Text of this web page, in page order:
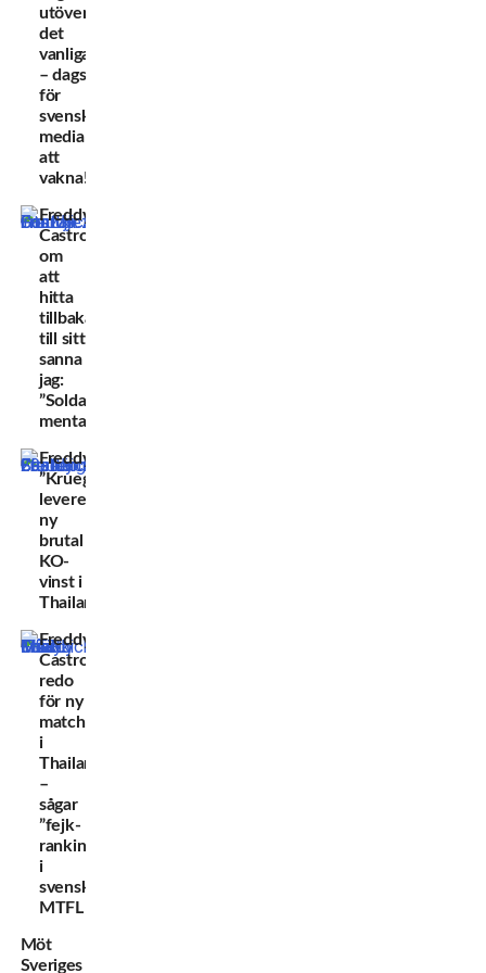
utöver
det
vanliga
– dags
för
svensk
media
att
vakna!
Freddy
Castro
om
att
hitta
tillbaka
till sitt
sanna
jag:
”Soldado-
mentalitet”
Freddy
”Krueger”
levererar
ny
brutal
KO-
vinst i
Thailand
Freddy
Castro
redo
för ny
match
i
Thailand
–
sågar
”fejk-
ranking”
i
svenska
MTFL
Möt
Sveriges